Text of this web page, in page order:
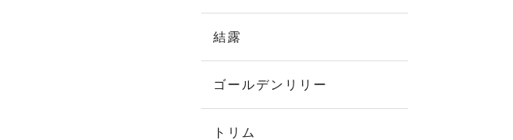
結露
ゴールデンリリー
トリム